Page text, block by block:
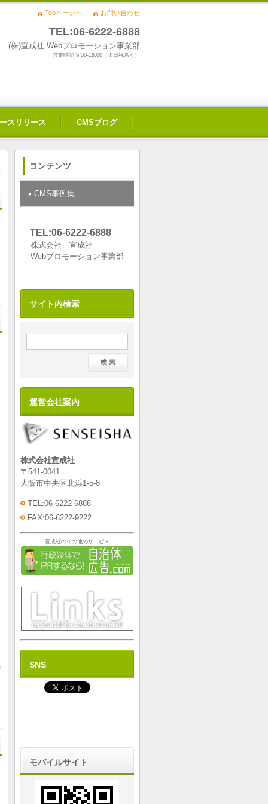
Topページへ お問い合わせ
TEL:06-6222-6888
(株)宣成社 Webプロモーション事業部
営業時間 9:00-18:00（土日祝除く）
スリリース CMSブログ
コンテンツ
CMS事例集
TEL:06-6222-6888
株式会社 宣成社
Webプロモーション事業部
サイト内検索
運営会社案内
株式会社宣成社
〒541-0041
大阪市中央区北浜1-5-8
TEL:06-6222-6888
FAX:06-6222-9222
宣成社のその他のサービス
SNS
モバイルサイト